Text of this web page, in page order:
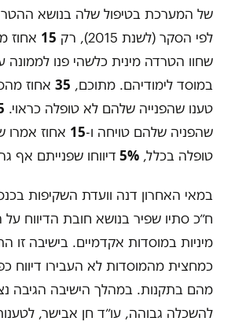
של המערכת בטיפול שלה בנושא
לפי הסקר (לשנת 2015), רק
15 אחוז
שחוו הטרדה מינית כלשהי פנו לממונה
במוסד לימודיהם. מתוכם, 35 אחוז
טענו שהפנייה שלהם לא טופלה כראוי.
שהפניה שלהם טויחה ו-15 אחוז אמרו
טופלה בכלל, 5% דיווחו שפנייתם אף
במאי האחרון דנה וועדת השקיפות
ח״כ סתיו שפיר בנושא חובת הדיווח
מיניות במוסדות אקדמיים. בישיבה זו
כמחצית מהמוסדות לא העבירו דיווח
מהם בתקנות. במהלך הישיבה הגיבה
להשכלה גבוהה, עו״ד חן אבישר,